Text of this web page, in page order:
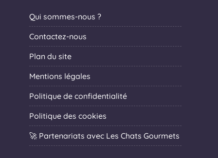
Qui sommes-nous ?
Contactez-nous
Plan du site
Mentions légales
Politique de confidentialité
Politique des cookies
🚀 Partenariats avec Les Chats Gourmets